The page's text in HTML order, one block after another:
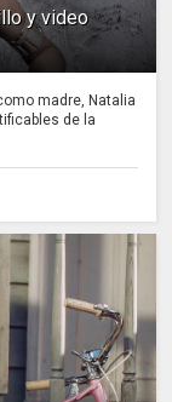
y video
madre, Natalia
de la